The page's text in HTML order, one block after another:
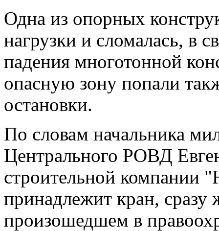
Одна из опорных
нагрузки и сломалась, в
падения многотонной
опасную зону попали
остановки.
По словам начальника
Центрального РОВД
строительной компании
принадлежит кран,
произошедшем в